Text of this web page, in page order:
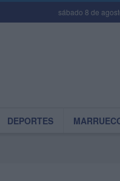
sábado 8 de
DEPORTES